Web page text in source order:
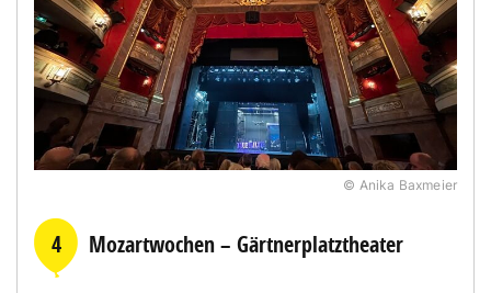
© Anika Baxmeier
4 Mozartwochen – Gärtnerplatztheater